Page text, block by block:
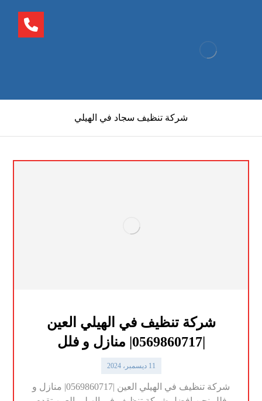
شركة تنظيف سجاد في الهيلي
شركة تنظيف في الهيلي العين
|0569860717| منازل و فلل
11 ديسمبر، 2024
شركة تنظيف في الهيلي العين |0569860717| منازل و